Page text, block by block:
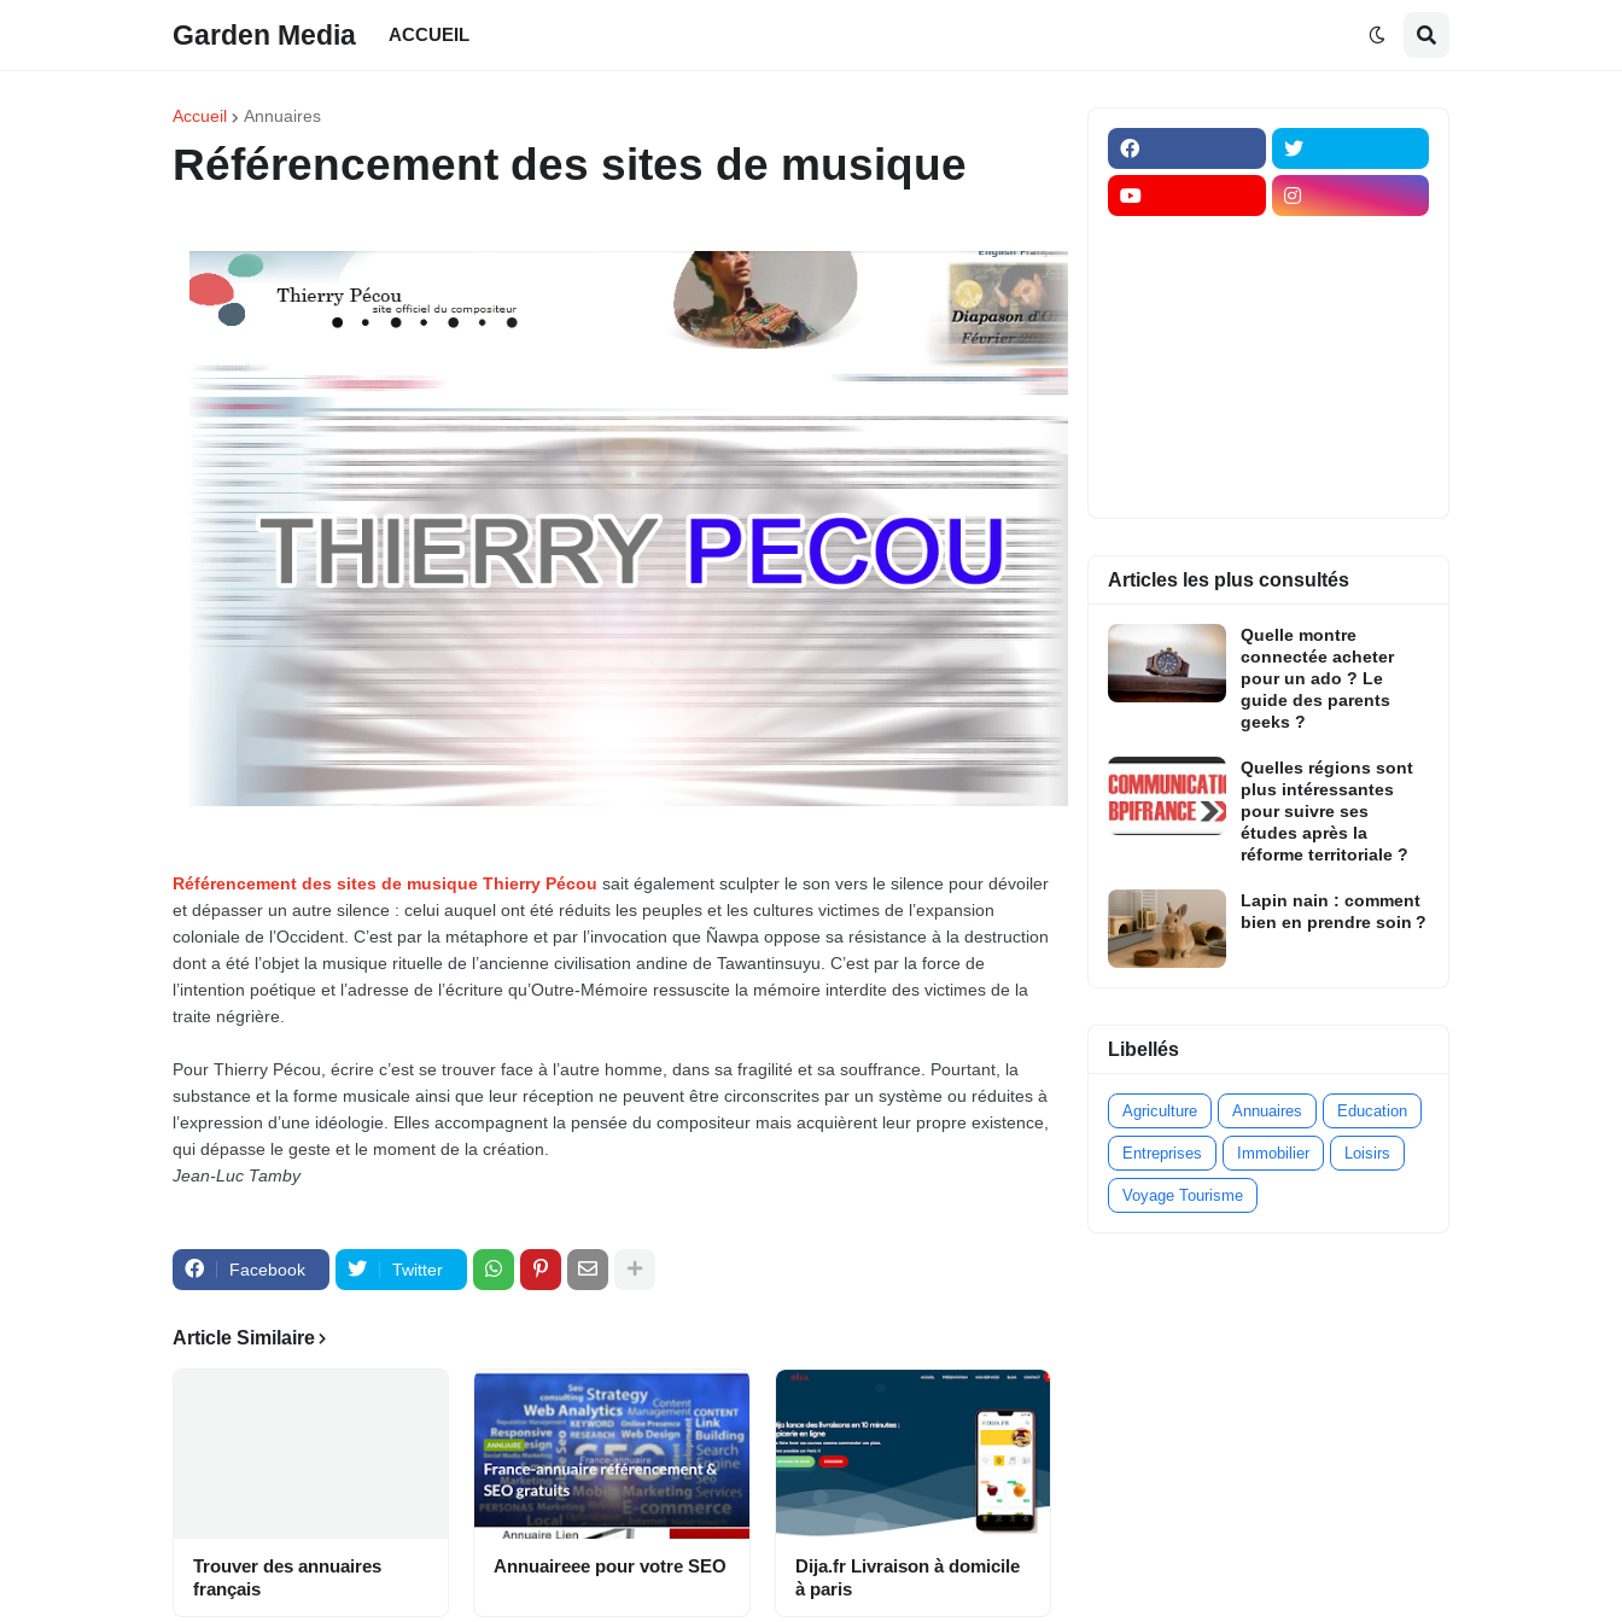
Garden Media ACCUEIL
Accueil Annuaires
Référencement des sites de musique
Référencement des sites de musique Thierry Pécou sait également sculpter le son vers le silence pour dévoiler
et dépasser un autre silence : celui auquel ont été réduits les peuples et les cultures victimes de l’expansion
coloniale de l’Occident. C’est par la métaphore et par l’invocation que Ñawpa oppose sa résistance à la destruction
dont a été l’objet la musique rituelle de l’ancienne civilisation andine de Tawantinsuyu. C’est par la force de
l’intention poétique et l’adresse de l’écriture qu’Outre-Mémoire ressuscite la mémoire interdite des victimes de la
traite négrière.
Pour Thierry Pécou, écrire c’est se trouver face à l’autre homme, dans sa fragilité et sa souffrance. Pourtant, la
substance et la forme musicale ainsi que leur réception ne peuvent être circonscrites par un système ou réduites à
l’expression d’une idéologie. Elles accompagnent la pensée du compositeur mais acquièrent leur propre existence,
qui dépasse le geste et le moment de la création.
Jean-Luc Tamby
Facebook Twitter
Article Similaire
Trouver des annuaires
français
Annuaireee pour votre SEO
Dija.fr Livraison à domicile
à paris
Articles les plus consultés
Quelle montre
connectée acheter
pour un ado ? Le
guide des parents
geeks ?
Quelles régions sont
plus intéressantes
pour suivre ses
études après la
réforme territoriale ?
Lapin nain : comment
bien en prendre soin ?
Libellés
Agriculture Annuaires Education
Entreprises Immobilier Loisirs
Voyage Tourisme